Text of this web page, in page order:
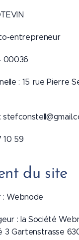
entrepreneur
00036
: 15 rue Pierre
10 59
du site
Webnode
: la Société
3 Gartenstrasse